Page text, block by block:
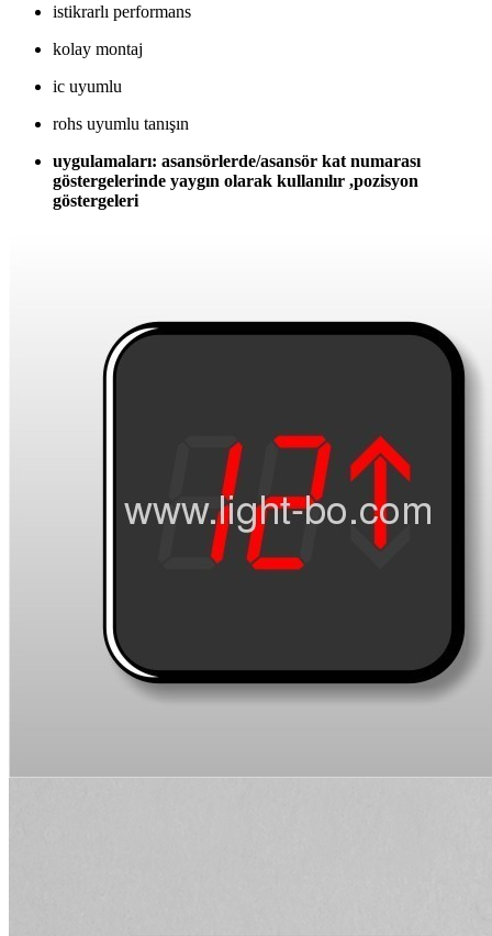
istikrarlı performans
kolay montaj
ic uyumlu
rohs uyumlu tanışın
uygulamaları: asansörlerde/asansör kat numarası
göstergelerinde yaygın olarak kullanılır ,pozisyon
göstergeleri